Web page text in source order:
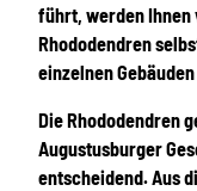
führt, werden Ihnen
Rhododendren
einzelnen
Die Rhododendren
Augustusburger
entscheidend. Aus